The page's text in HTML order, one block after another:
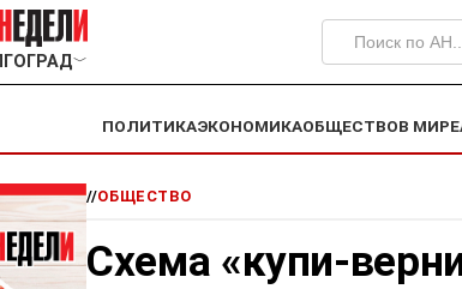
﹀
ПОЛИТИКАЭКОНОМИКАОБЩЕСТВОВ МИРЕ
//ОБЩЕСТВО
Схема «купи-